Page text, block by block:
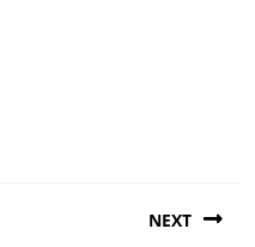
NEXT